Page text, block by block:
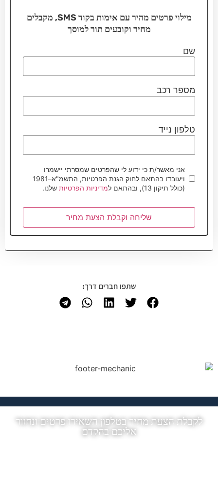
מילוי פרטים מהיר עם אימות בקוד SMS, מקבלים
מחיר וקובעים תור למוסך
שם
מספר רכב
טלפון נייד
אני מאשר/ת כי ידוע לי שהפרטים שמסרתי יישמרו
ויעובדו בהתאם לחוק הגנת הפרטיות, התשמ"א–1981
(כולל תיקון 13), ובהתאם ל
מדיניות הפרטיות שלנו.
שליחה וקבלת הצעת מחיר
שתפו חברים דרך:
לקבלת הצעת מחיר בטלפון השאירו פרטים ונחזור
אליכם בהקדם